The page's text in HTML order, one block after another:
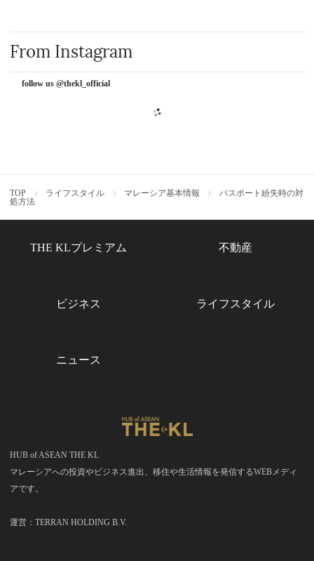
From Instagram
follow us @thekl_official
TOP ライフスタイル マレーシア基本情報
パスポート紛失時の対
処方法
THE KLプレミアム 不動産
ビジネス ライフスタイル
ニュース
HUB of ASEAN THE KL
マレーシアへの投資やビジネス進出、移住や生活情報を発信するWEBメディ
アです。
運営：TERRAN HOLDING B.V.